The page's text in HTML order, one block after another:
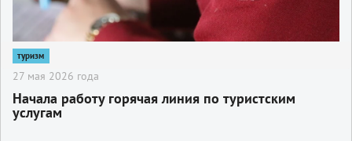
туризм
27 мая 2026 года
Начала работу горячая линия по туристским
услугам